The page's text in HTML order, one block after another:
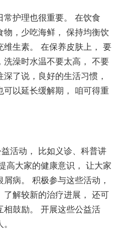
常护理也很重要。 在饮食
物，少吃海鲜， 保持均衡饮
维生素。 在保养皮肤上， 要
澡时水温不要太高， 不要
了说，良好的生活习惯，
以延长缓解期， 咱可得重
活动， 比如义诊、科普讲
高大家的健康意识， 让大家
病。 积极参与这些活动，
解较新的治疗进展， 还可
相鼓励。 开展这些公益活